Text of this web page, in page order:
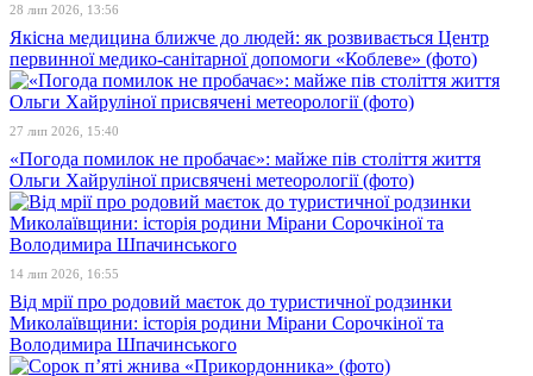
28 лип 2026, 13:56
Якісна медицина ближче до людей: як розвивається Центр
первинної медико-санітарної допомоги «Коблеве» (фото)
27 лип 2026, 15:40
«Погода помилок не пробачає»: майже пів століття життя
Ольги Хайруліної присвячені метеорології (фото)
14 лип 2026, 16:55
Від мрії про родовий маєток до туристичної родзинки
Миколаївщини: історія родини Мірани Сорочкіної та
Володимира Шпачинського